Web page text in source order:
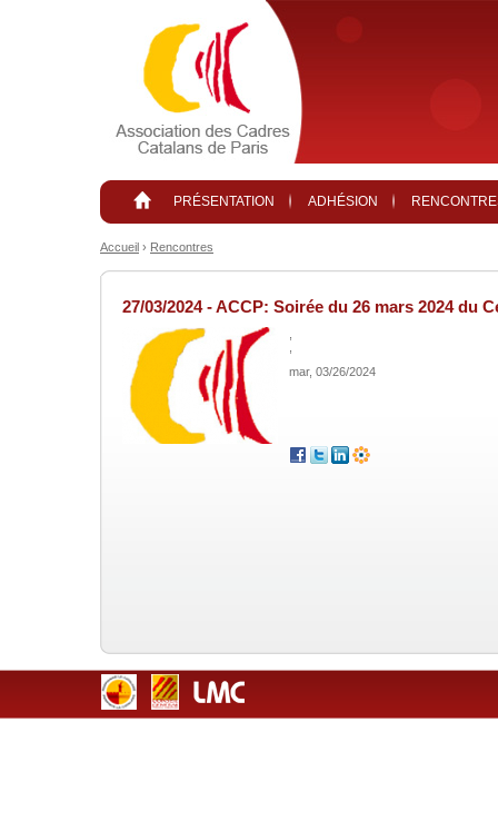
PRÉSENTATION ADHÉSION
Accueil › Rencontres
27/03/2024 - ACCP: Soirée du 26 mars 2024 du
mar, 03/26/2024